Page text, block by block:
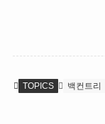
TOPICS 백컨트리